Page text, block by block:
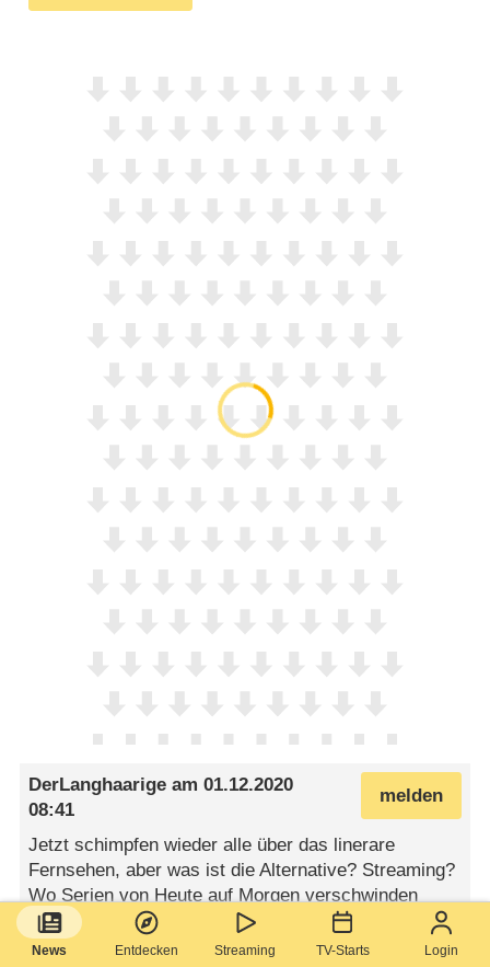
News Entdecken Streaming TV-Starts Login
melden
DerLanghaarige am01.12.2020
08:41
Jetzt schimpfen wieder alle über das linerare
Fernsehen, aber was ist die Alternative? Streaming?
Wo Serien von Heute auf Morgen verschwinden
können (quasi wie die Absetzung hier) und
manchmal munter von Anbieter zu Anbieter springen,